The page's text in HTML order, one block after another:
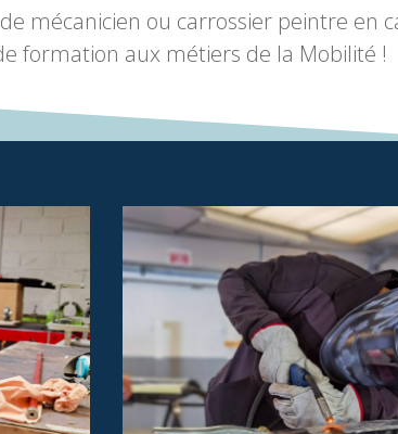
mécanicien ou carrossier peintre en
formation aux métiers de la Mobilité !